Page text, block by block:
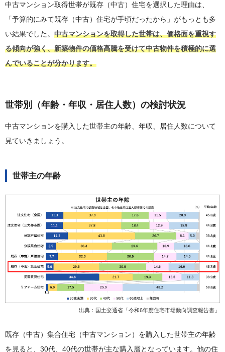
中古マンション取得世帯が既存（中古）住宅を選択した理由は、
「予算的にみて既存（中古）住宅が手頃だったから」がもっとも多
い結果でした。 中古マンションを取得した世帯は、価格面を重視す
る傾向が強く、新築物件の価格高騰を受けて中古物件を積極的に選
んでいることが分かります。
世帯別（年齢・年収・居住人数）の検討状況
中古マンションを購入した世帯主の年齢、年収、居住人数について
見ていきましょう。
世帯主の年齢
出典：国土交通省「令和6年度住宅市場動向調査報告書 」
既存（中古）集合住宅（中古マンション）を購入した世帯主の年齢
を見ると、30代、40代の世帯が主な購入層となっています。他の住